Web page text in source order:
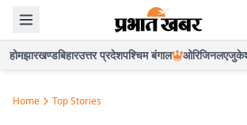
होमझारखण्डबिहारउत्तर प्रदेशपश्चिम बंगाल ओरिजिनल
Home Top Stories